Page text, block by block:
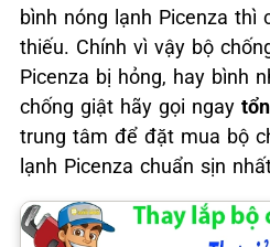
bình nóng lạnh Picenza thì
thiếu. Chính vì vậy bộ
Picenza bị hỏng, hay bình
chống giật hãy gọi ngay
trung tâm để đặt mua bộ
lạnh Picenza chuẩn sịn